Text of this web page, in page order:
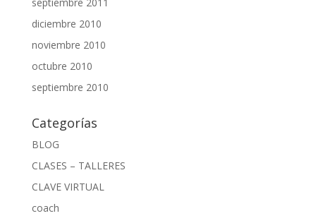
diciembre 2010
noviembre 2010
octubre 2010
septiembre 2010
Categorías
BLOG
CLASES – TALLERES
CLAVE VIRTUAL
coach